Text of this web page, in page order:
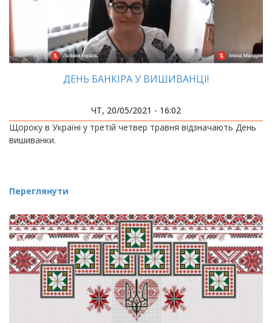
ДЕНЬ БАНКІРА У ВИШИВАНЦІ!
ЧТ, 20/05/2021 - 16:02
Щороку в Україні у третій четвер травня відзначають День
вишиванки.
Переглянути